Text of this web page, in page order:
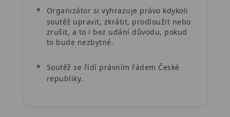
Organizátor si vyhrazuje právo kdykoli
soutěž upravit, zkrátit, prodloužit nebo
zrušit, a to i bez udání důvodu, pokud
to bude nezbytné.
Soutěž se řídí právním řádem České
republiky.